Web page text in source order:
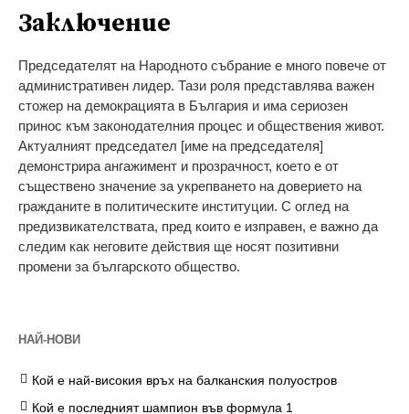
Заключение
Председателят на Народното събрание е много повече от
административен лидер. Тази роля представлява важен
стожер на демокрацията в България и има сериозен
принос към законодателния процес и обществения живот.
Актуалният председател [име на председателя]
демонстрира ангажимент и прозрачност, което е от
съществено значение за укрепването на доверието на
гражданите в политическите институции. С оглед на
предизвикателствата, пред които е изправен, е важно да
следим как неговите действия ще носят позитивни
промени за българското общество.
НАЙ-НОВИ
Кой е най-високия връх на балканския полуостров
Кой е последният шампион във формула 1